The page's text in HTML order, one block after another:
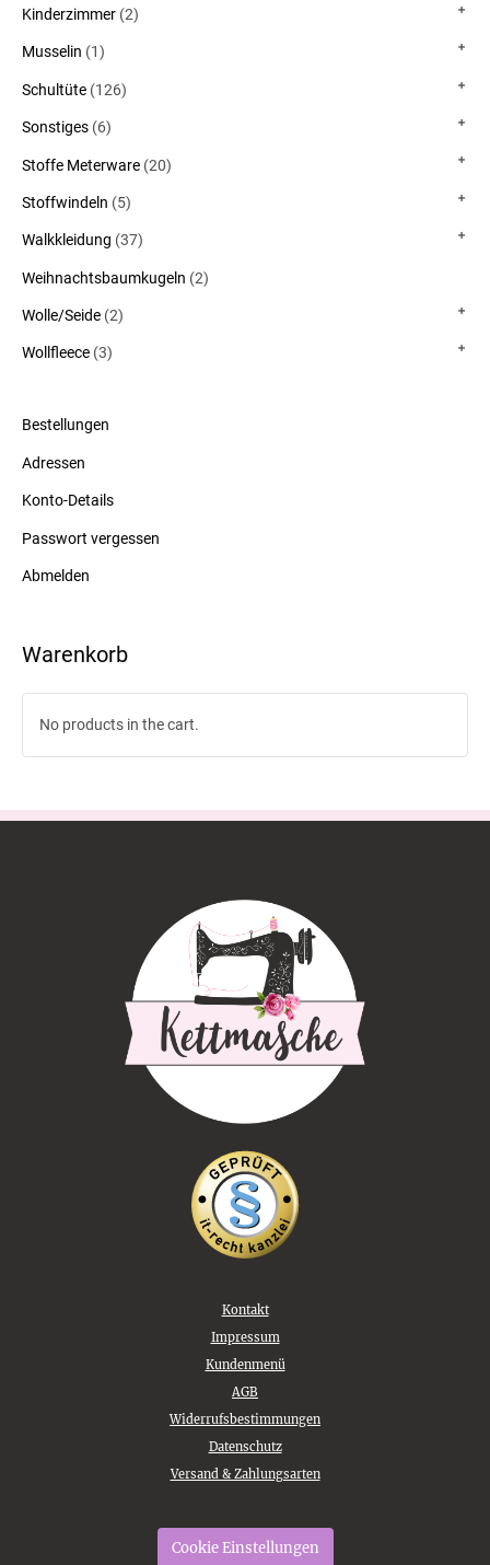
Kinderzimmer (2)
Musselin (1)
Schultüte (126)
Sonstiges (6)
Stoffe Meterware (20)
Stoffwindeln (5)
Walkkleidung (37)
Weihnachtsbaumkugeln (2)
Wolle/Seide (2)
Wollfleece (3)
Bestellungen
Adressen
Konto-Details
Passwort vergessen
Abmelden
Warenkorb
No products in the cart.
Kontakt
Impressum
Kundenmenü
AGB
Widerrufsbestimmungen
Datenschutz
Versand & Zahlungsarten
Cookie Einstellungen